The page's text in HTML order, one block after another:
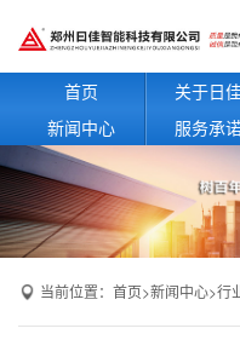
首页 关于日
新闻中心
服务承
当前位置： 首页>新闻中心>行